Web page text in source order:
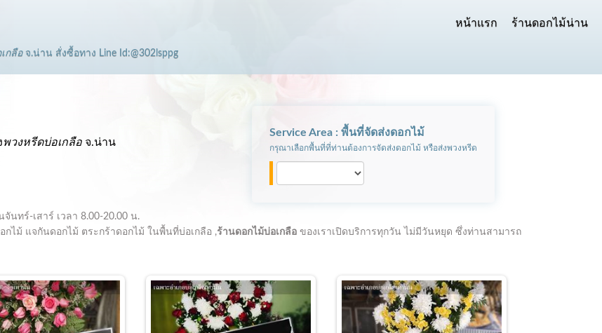
หน้าแรก ร้านดอกไม้น่าน
กลือจ.น่าน สั่งซื้อทาง Line Id:@302lsppg
พวงหรีดบ่อเกลือ จ.น่าน
Service Area : พื้นที่จัดส่งดอกไม้
กรุณาเลือกพื้นที่ที่ท่านต้องการจัดส่งดอกไม้ หรือส่งพวงหรีด
จันทร์-เสาร์ เวลา 8.00-20.00 น.
ไม้ แจกันดอกไม้ ตระกร้าดอกไม้ ในพื้นที่บ่อเกลือ ,ร้านดอกไม้บ่อเกลือ ของเราเปิดบริการทุกวัน ไม่มีวันหยุด ซึ่งท่านสามารถ